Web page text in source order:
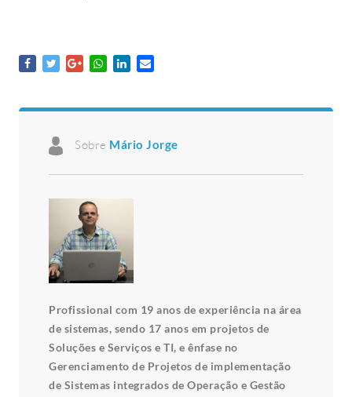
Sobre Mário Jorge
Profissional com 19 anos de experiência na área
de sistemas, sendo 17 anos em projetos de
Soluções e Serviços e TI, e ênfase no
Gerenciamento de Projetos de implementação
de Sistemas integrados de Operação e Gestão